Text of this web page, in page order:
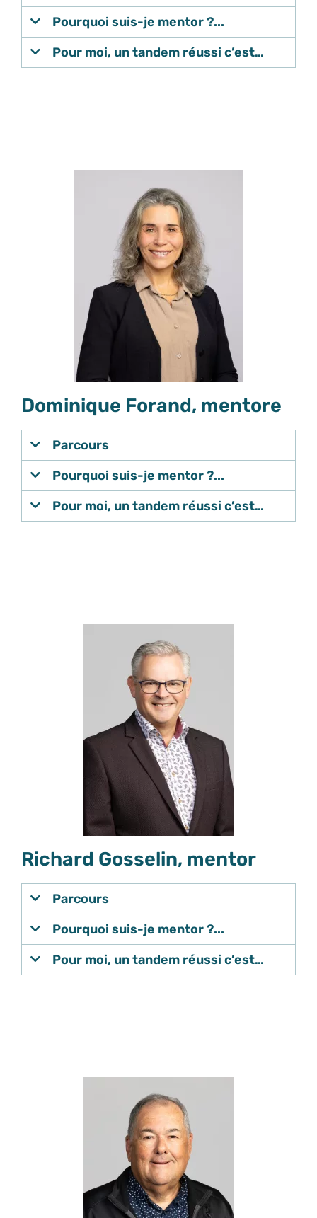
Pourquoi suis-je mentor ?...
Pour moi, un tandem réussi c’est…
Dominique Forand, mentore
Parcours
Pourquoi suis-je mentor ?...
Pour moi, un tandem réussi c’est…
Richard Gosselin, mentor
Parcours
Pourquoi suis-je mentor ?...
Pour moi, un tandem réussi c’est…